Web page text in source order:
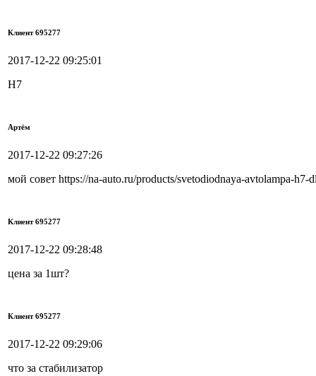
Клиент 695277
2017-12-22 09:25:01
Н7
Артём
2017-12-22 09:27:26
мой совет https://na-auto.ru/products/svetodiodnaya-avtolampa-
Клиент 695277
2017-12-22 09:28:48
цена за 1шт?
Клиент 695277
2017-12-22 09:29:06
что за стабилизатор